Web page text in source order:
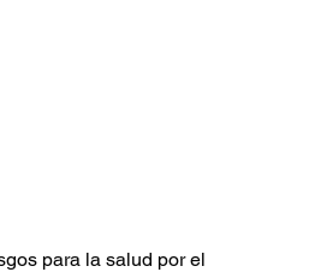
para la salud por el